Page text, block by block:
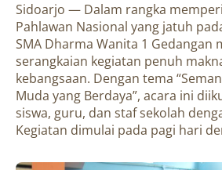
Sidoarjo — Dalam rangka
Pahlawan Nasional yang jatuh
SMA Dharma Wanita 1 Gedangan
serangkaian kegiatan penuh
kebangsaan. Dengan tema
Muda yang Berdaya”, acara ini
siswa, guru, dan staf sekolah
Kegiatan dimulai pada pagi hari